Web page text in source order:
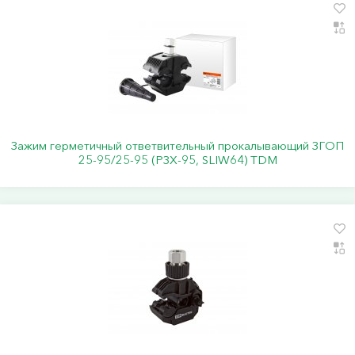
Зажим герметичный ответвительный прокалывающий ЗГОП
25-95/25-95 (РЗХ-95, SLIW64) TDM